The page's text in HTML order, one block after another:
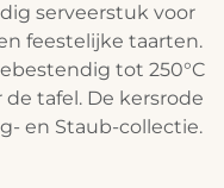
serveerstuk voor
feestelijke taarten.
tot 250°C
tafel. De kersrode
en Staub-collectie.